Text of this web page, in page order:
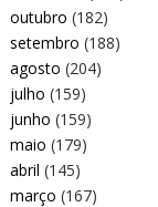
outubro (182)
setembro (188)
agosto (204)
julho (159)
junho (159)
maio (179)
abril (145)
março (167)